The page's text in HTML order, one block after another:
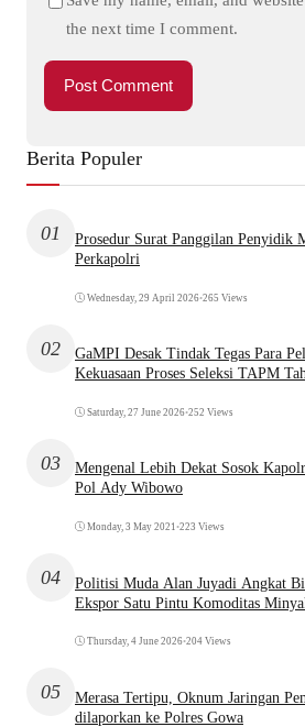
the next time I comment.
Berita Populer
01
Prosedur Surat Panggilan Penyidik
Perkapolri
Wednesday, 29 April 2026•265 Views
02
GaMPI Desak Tindak Tegas Para
Kekuasaan Proses Seleksi TAPM
Saturday, 27 June 2026•252 Views
03
Mengenal Lebih Dekat Sosok
Pol Ady Wibowo
Monday, 3 May 2021 •223 Views
04
Politisi Muda Alan Juyadi Angkat
Ekspor Satu Pintu Komoditas
Thursday, 4 June 2026•204 Views
05
Merasa Tertipu, Oknum Jaringan
dilaporkan ke Polres Gowa